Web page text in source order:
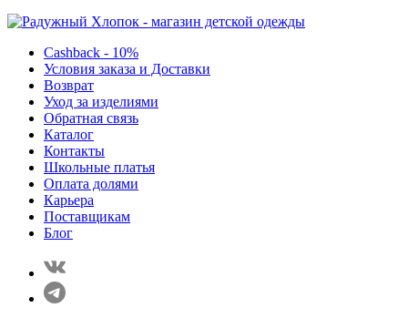
Cashback - 10%
Условия заказа и Доставки
Возврат
Уход за изделиями
Обратная связь
Каталог
Контакты
Школьные платья
Оплата долями
Карьера
Поставщикам
Блог